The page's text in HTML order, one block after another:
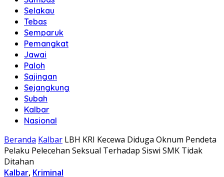
Selakau
Tebas
Semparuk
Pemangkat
Jawai
Paloh
Sajingan
Sejangkung
Subah
Kalbar
Nasional
Beranda Kalbar LBH KRI Kecewa Diduga Oknum Pendeta
Pelaku Pelecehan Seksual Terhadap Siswi SMK Tidak
Ditahan
Kalbar, Kriminal